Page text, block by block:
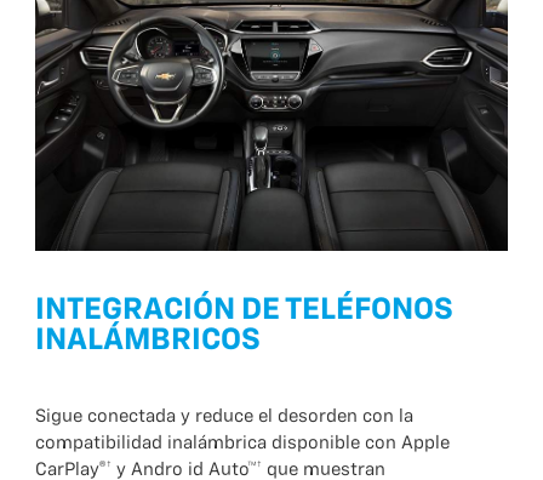
INTEGRACIÓN DE TELÉFONOS
INALÁMBRICOS
Sigue conectada y reduce el desorden con la
compatibilidad inalámbrica disponible con Apple
CarPlay®† y Andro id Auto™† que muestran